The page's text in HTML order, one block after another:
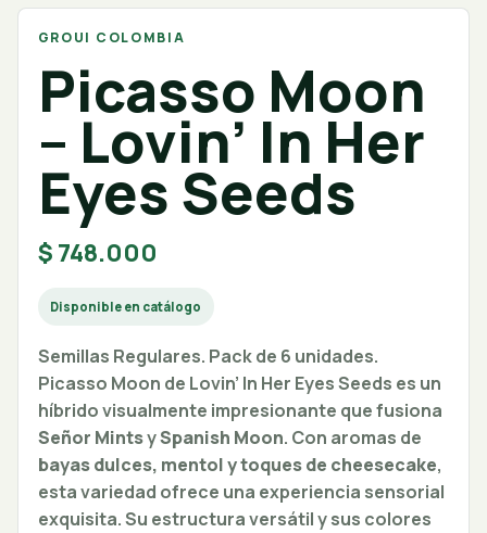
GROUI COLOMBIA
Picasso Moon
– Lovin’ In Her
Eyes Seeds
$ 748.000
Disponible en catálogo
Semillas Regulares. Pack de 6 unidades.
Picasso Moon de Lovin’ In Her Eyes Seeds es un
híbrido visualmente impresionante que fusiona
Señor MintsySpanish Moon. Con aromas de
bayas dulces, mentol y toques de cheesecake,
esta variedad ofrece una experiencia sensorial
exquisita. Su estructura versátil y sus colores